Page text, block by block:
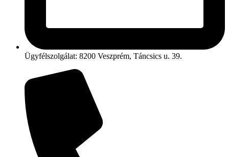
Ügyfélszolgálat: 8200 Veszprém, Táncsics u. 39.